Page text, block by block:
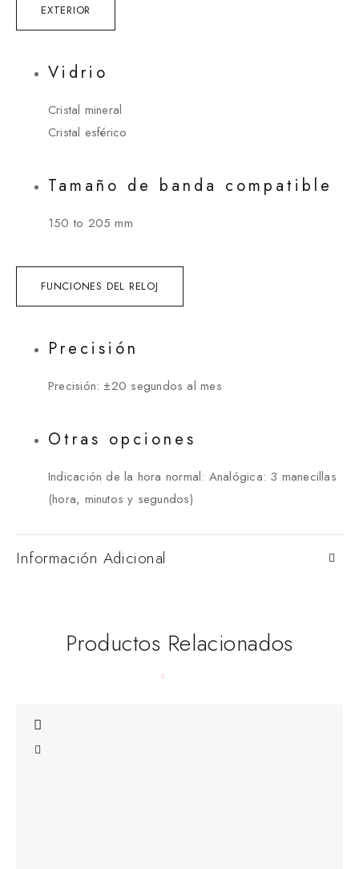
EXTERIOR
Vidrio
Cristal mineral
Cristal esférico
Tamaño de banda compatible
150 to 205 mm
FUNCIONES DEL RELOJ
Precisión
Precisión: ±20 segundos al mes
Otras opciones
Indicación de la hora normal: Analógica: 3 manecillas
(hora, minutos y segundos)
Información Adicional
Productos Relacionados